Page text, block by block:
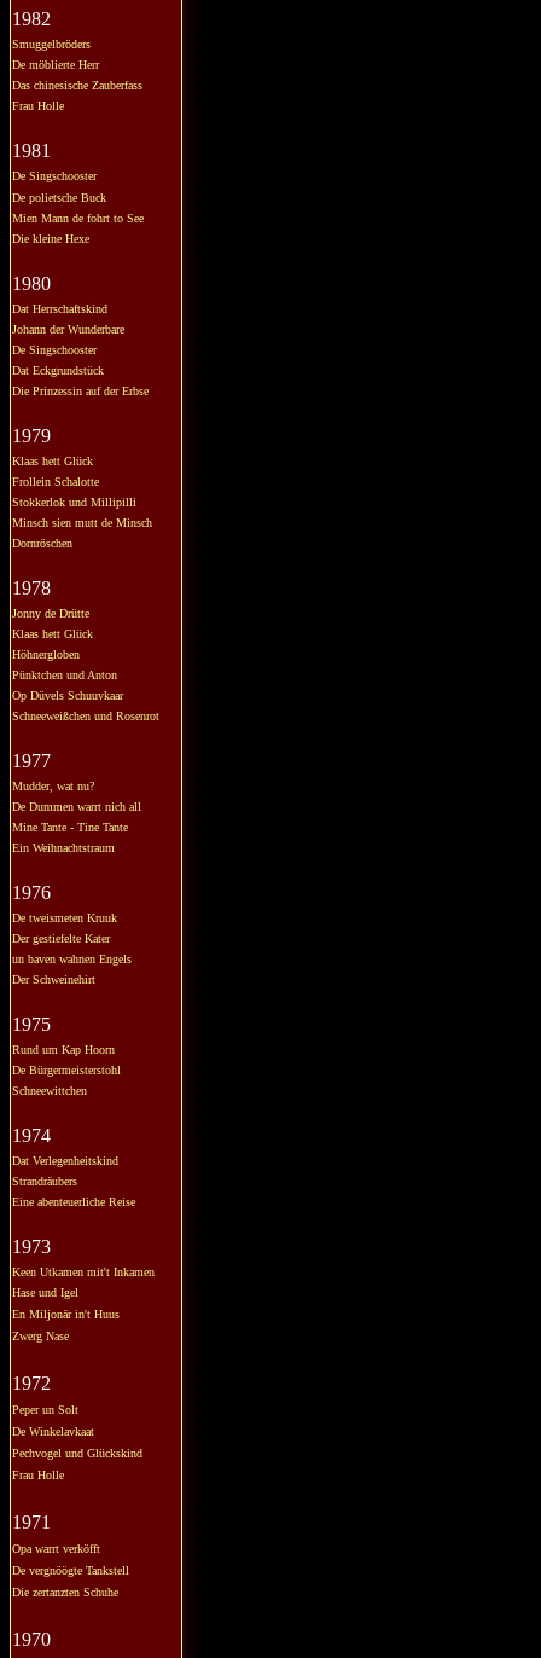
1982
Smuggelbröders
De möblierte Herr
Das chinesische Zauberfass
Frau Holle
1981
De Singschooster
De polietsche Buck
Mien Mann de fohrt to See
Die kleine Hexe
1980
Dat Herrschaftskind
Johann der Wunderbare
De Singschooster
Dat Eckgrundstück
Die Prinzessin auf der Erbse
1979
Klaas hett Glück
Frollein Schalotte
Stokkerlok und Millipilli
Minsch sien mutt de Minsch
Dornröschen
1978
Jonny de Drütte
Klaas hett Glück
Höhnergloben
Pünktchen und Anton
Op Düvels Schuuvkaar
Schneeweißchen und Rosenrot
1977
Mudder, wat nu?
De Dummen warrt nich all
Mine Tante - Tine Tante
Ein Weihnachtstraum
1976
De tweismeten Kruuk
Der gestiefelte Kater
un baven wahnen Engels
Der Schweinehirt
1975
Rund um Kap Hoorn
De Bürgermeisterstohl
Schneewittchen
1974
Dat Verlegenheitskind
Strandräubers
Eine abenteuerliche Reise
1973
Keen Utkamen mit't Inkamen
Hase und Igel
En Miljonär in't Huus
Zwerg Nase
1972
Peper un Solt
De Winkelavkaat
Pechvogel und Glückskind
Frau Holle
1971
Opa warrt verköfft
De vergnöögte Tankstell
Die zertanzten Schuhe
1970